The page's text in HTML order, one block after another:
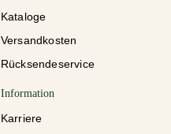
Kataloge
Versandkosten
Rücksendeservice
Information
Karriere